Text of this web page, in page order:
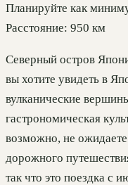
Планируйте как
Расстояние: 950 км
Северный остров
вы хотите увидеть в
вулканические
гастрономическая
возможно, не
дорожного
так что это поездка с